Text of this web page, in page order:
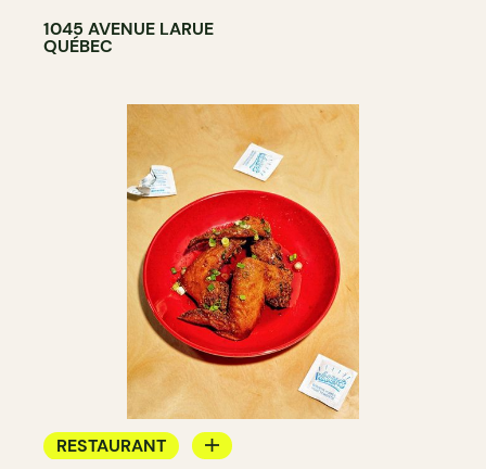
1045 AVENUE LARUE
QUÉBEC
RESTAURANT